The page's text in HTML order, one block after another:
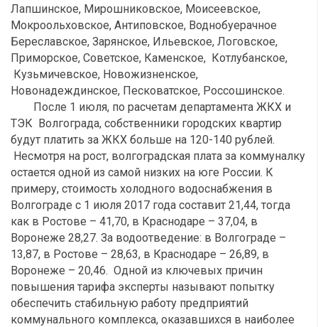
Лапшинское, Мирошниковское, Моисеевское,
Мокроольховское, Антиповское, Воднобуерачное
Береславское, Зарянское, Ильевское, Логовское,
Приморское, Советское, Каменское, Котлубанское,
Кузьмичевское, Новожизненское,
Новонадеждинское, Песковатское, Россошинское.
После 1 июля, по расчетам департамента ЖКХ и
ТЭК Волгограда, собственники городских квартир
будут платить за ЖКХ больше на 120-140 рублей.
Несмотря на рост, волгоградская плата за коммуналку
остается одной из самой низких на юге России. К
примеру, стоимость холодного водоснабжения в
Волгограде с 1 июля 2017 года составит 21,44, тогда
как в Ростове – 41,70, в Краснодаре – 37,04, в
Воронеже 28,27. За водоотведение: в Волгограде –
13,87, в Ростове – 28,63, в Краснодаре – 26,89, в
Воронеже – 20,46. Одной из ключевых причин
повышения тарифа эксперты называют попытку
обеспечить стабильную работу предприятий
коммунального комплекса, оказавшихся в наиболее